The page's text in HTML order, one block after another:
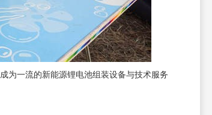
为一流的新能源锂电池组装设备与技术服务